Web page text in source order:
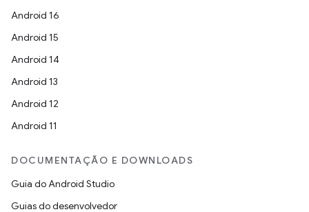
Android 16
Android 15
Android 14
Android 13
Android 12
Android 11
DOCUMENTAÇÃO E DOWNLOADS
Guia do Android Studio
Guias do desenvolvedor